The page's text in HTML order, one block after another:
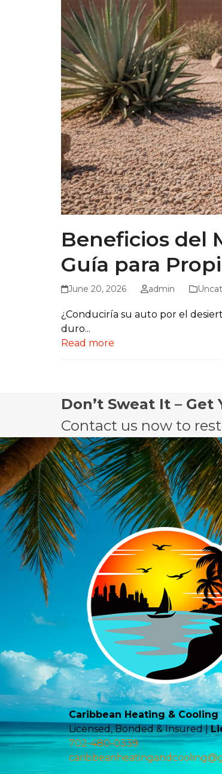
Beneficios del
Guía para
June 20, 2026 admin
¿Conduciría su auto por el
duro...
Read more
Don’t Sweat It – Get
Contact us now to
Caribbean Heating & Cooling
Licensed, Bonded & Insured |
702-480-0339